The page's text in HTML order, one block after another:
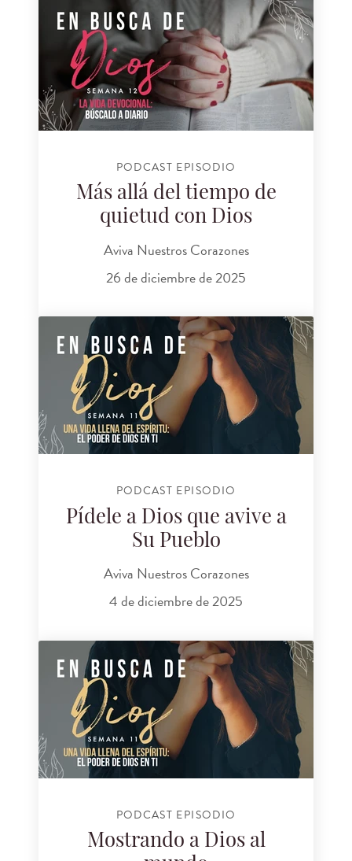
PODCAST EPISODIO
Más allá del tiempo de
quietud con Dios
Aviva Nuestros Corazones
26 de diciembre de 2025
PODCAST EPISODIO
Pídele a Dios que avive a
Su Pueblo
Aviva Nuestros Corazones
4 de diciembre de 2025
PODCAST EPISODIO
Mostrando a Dios al